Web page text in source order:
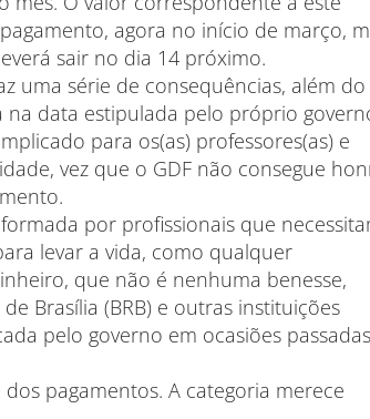
agora no início de março,
sair no dia 14 próximo.
uma série de consequências, além do
data estipulada pelo próprio
para os(as) professores(as) e
vez que o GDF não consegue
por profissionais que
levar a vida, como qualquer
que não é nenhuma benesse,
Brasília (BRB) e outras instituições
pelo governo em ocasiões
pagamentos. A categoria merece